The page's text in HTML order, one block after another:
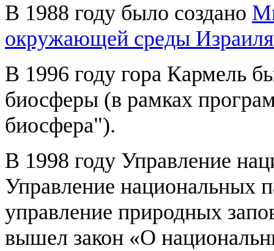
В 1988 году было создано
окружающей среды Израиля
В 1996 году гора Кармель
биосферы (в рамках
биосфера").
В 1998 году Управление
Управление национальных
управление природных
вышел закон «О